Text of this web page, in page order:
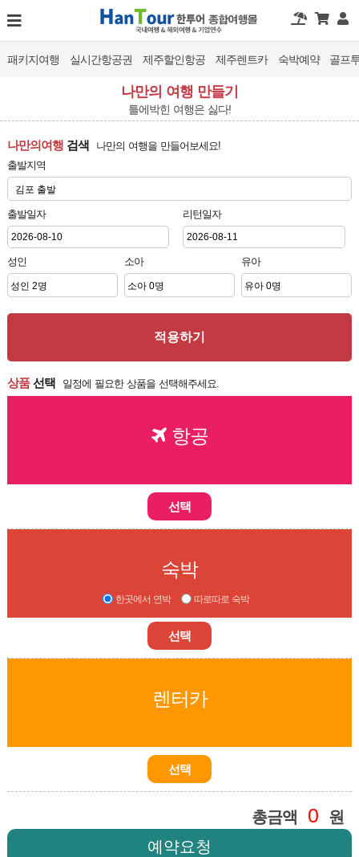
패키지여행 실시간항공권 제주할인항공 제주렌트카 숙박예약 골프
나만의 여행 만들기
틀에박힌 여행은 싫다!
나만의여행 검색
나만의 여행을 만들어보세요!
출발지역
출발일자 리턴일자
성인 소아 유아
적용하기
상품선택 일정에 필요한 상품을 선택해주세요.
항공
선택
숙박
한곳에서 연박 따로따로 숙박
선택
렌터카
선택
총금액 0
원
예약요청